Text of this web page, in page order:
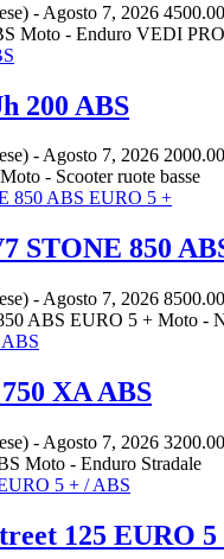
- Agosto 7, 2026
Moto - Enduro VEDI
200 ABS
-Agosto 7, 2026
- Scooter ruote basse
STONE 850
- Agosto 7, 2026
ABS EURO 5 + Moto -
XA ABS
- Agosto 7, 2026
Moto - Enduro Stradale
125 EURO 5